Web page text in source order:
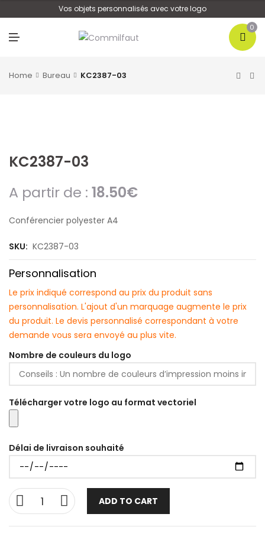
Vos objets personnalisés avec votre logo
0
Home Bureau KC2387-03
KC2387-03
A partir de : 18.50€
Conférencier polyester A4
SKU: KC2387-03
Personnalisation
Le prix indiqué correspond au prix du produit sans
personnalisation. L'ajout d'un marquage augmente le prix
du produit. Le devis personnalisé correspondant à votre
demande vous sera envoyé au plus vite.
Nombre de couleurs du logo
Télécharger votre logo au format vectoriel
Délai de livraison souhaité
ADD TO CART